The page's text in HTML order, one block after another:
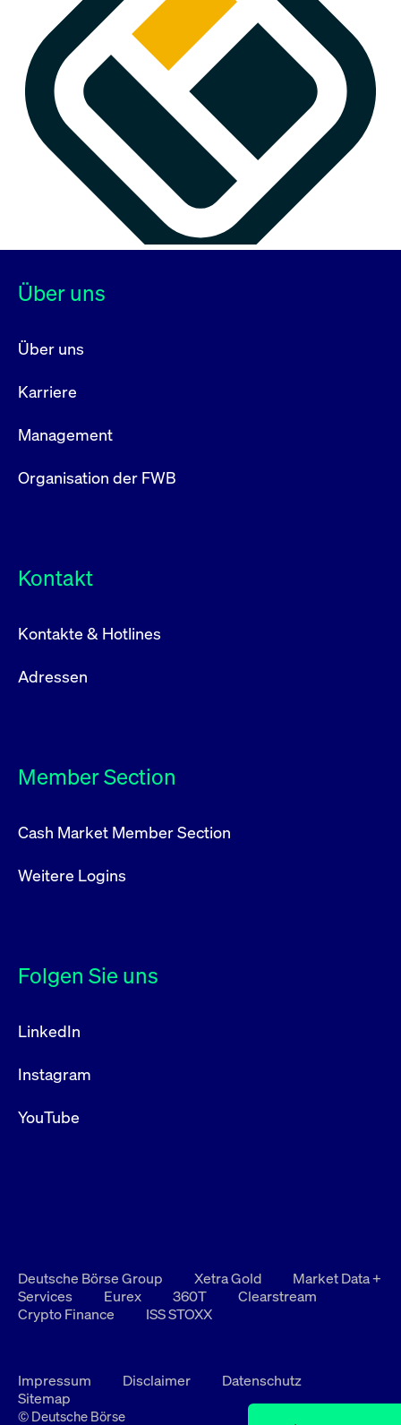
Über uns
Über uns
Karriere
Management
Organisation der FWB
Kontakt
Kontakte & Hotlines
Adressen
Member Section
Cash Market Member Section
Weitere Logins
Folgen Sie uns
LinkedIn
Instagram
YouTube
Deutsche Börse Group Xetra Gold
Market Data +
Services
Eurex 360T
Clearstream
Crypto Finance
ISS STOXX
Impressum Disclaimer
Datenschutz
Sitemap
© Deutsche Börse